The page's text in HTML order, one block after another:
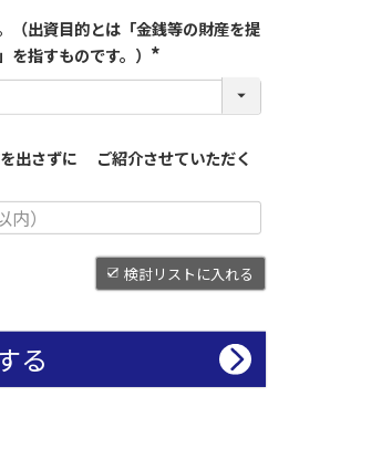
（出資目的とは「金銭等の財産を提
指すものです。）
出さずに ご紹介させていただく
検討リストに入れる
る